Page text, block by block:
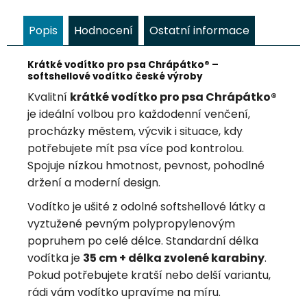
Popis Hodnocení Ostatní informace
Krátké vodítko pro psa Chrápátko® –
softshellové vodítko české výroby
Kvalitní krátké vodítko pro psa Chrápátko®
je ideální volbou pro každodenní venčení,
procházky městem, výcvik i situace, kdy
potřebujete mít psa více pod kontrolou.
Spojuje nízkou hmotnost, pevnost, pohodlné
držení a moderní design.
Vodítko je ušité z odolné softshellové látky a
vyztužené pevným polypropylenovým
popruhem po celé délce. Standardní délka
vodítka je 35 cm + délka zvolené karabiny.
Pokud potřebujete kratší nebo delší variantu,
rádi vám vodítko upravíme na míru.